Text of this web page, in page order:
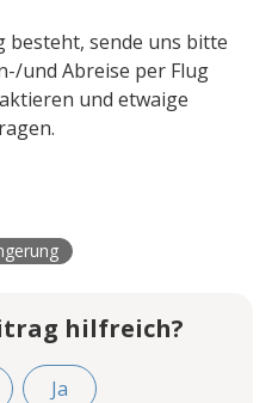
besteht, sende uns bitte
und Abreise per Flug
und etwaige
hilfreich?
Ja